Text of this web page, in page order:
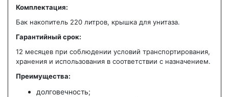
Комплектация:
Бак накопитель 220 литров, крышка для унитаза.
Гарантийный срок:
12 месяцев при соблюдении условий транспортирования,
хранения и использования в соответствии с назначением.
Преимущества:
долговечность;